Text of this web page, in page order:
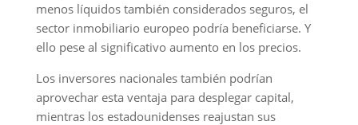
menos líquidos también considerados seguros, el
sector inmobiliario europeo podría beneficiarse. Y
ello pese al significativo aumento en los precios.
Los inversores nacionales también podrían
aprovechar esta ventaja para desplegar capital,
mientras los estadounidenses reajustan sus